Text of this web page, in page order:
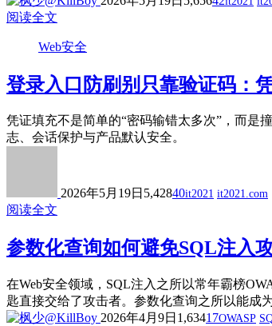
阅读全文
Web安全
登录入口防刷别只靠验证码：
凭证填充不是简单的“密码输错太多次”，而是
志、会话保护与产品默认安全。
2026年5月19日 5,42840it2021 it2021.com
阅读全文
参数化查询如何避免SQL注入
在Web安全领域，SQL注入之所以常年霸榜
匙直接交给了攻击者。参数化查询之所以能成
2026年4月9日 1,63417OWASP